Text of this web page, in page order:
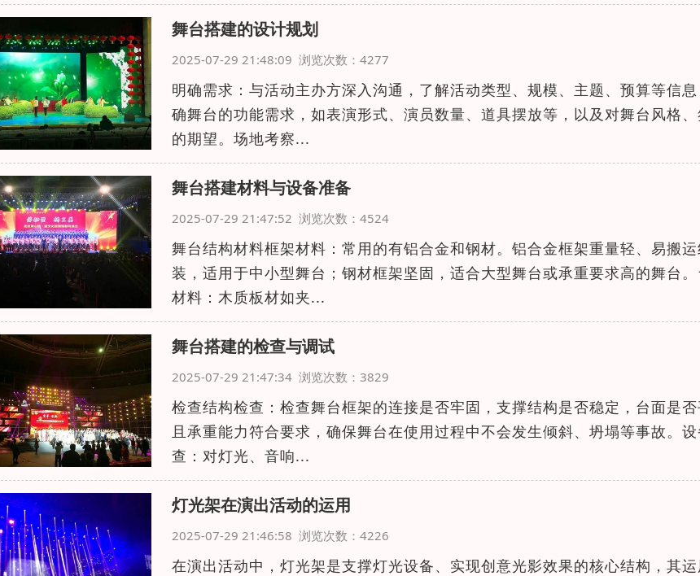
舞台搭建的设计规划
2025-07-29 21:48:09 浏览次数：4277
明确需求：与活动主办方深入沟通，了解活动类型、规模、主题、预算等信
确舞台的功能需求，如表演形式、演员数量、道具摆放等，以及对舞台风格
的期望。场地考察...
舞台搭建材料与设备准备
2025-07-29 21:47:52 浏览次数：4524
舞台结构材料框架材料：常用的有铝合金和钢材。铝合金框架重量轻、易搬
装，适用于中小型舞台；钢材框架坚固，适合大型舞台或承重要求高的舞台
材料：木质板材如夹...
舞台搭建的检查与调试
2025-07-29 21:47:34 浏览次数：3829
检查结构检查：检查舞台框架的连接是否牢固，支撑结构是否稳定，台面是
且承重能力符合要求，确保舞台在使用过程中不会发生倾斜、坍塌等事故。
查：对灯光、音响...
灯光架在演出活动的运用
2025-07-29 21:46:58 浏览次数：4226
在演出活动中，灯光架是支撑灯光设备、实现创意光影效果的核心结构，其